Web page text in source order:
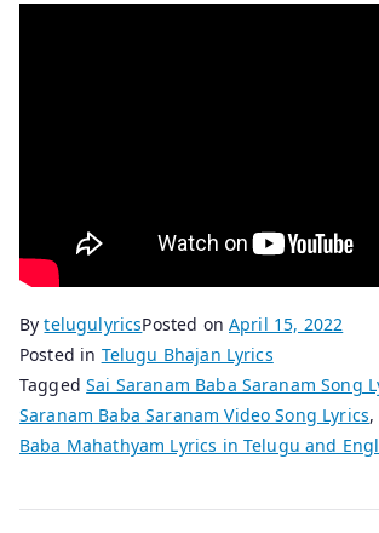
BytelugulyricsPosted onApril 15, 2022
Posted in Telugu Bhajan Lyrics
TaggedSai Saranam Baba Saranam Song
Saranam Baba Saranam Video Song Lyrics,
Baba Mahathyam Lyrics in Telugu and